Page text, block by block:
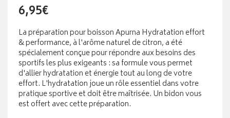
6,95€
La préparation pour boisson Apurna Hydratation effort
& performance, à l'arôme naturel de citron, a été
spécialement conçue pour répondre aux besoins des
sportifs les plus exigeants : sa formule vous permet
d'allier hydratation et énergie tout au long de votre
effort. L'hydratation joue un rôle essentiel dans votre
pratique sportive et doit être maîtrisée. Un bidon vous
est offert avec cette préparation.